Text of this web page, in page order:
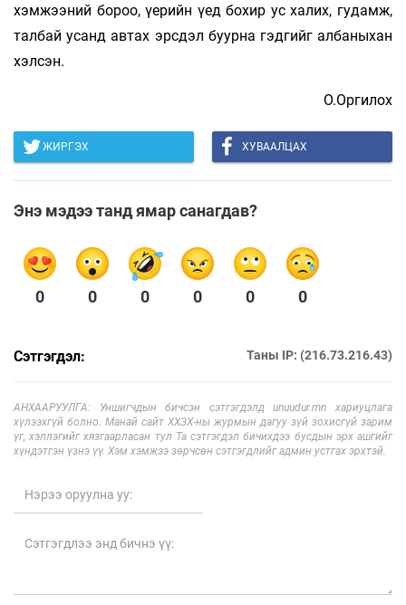
хэмжээний бороо, үерийн үед бохир ус халих, гудамж,
талбай усанд автах эрсдэл буурна гэдгийг албаныхан
хэлсэн.
О.Оргилох
ЖИРГЭХ ХУВААЛЦАХ
Энэ мэдээ танд ямар санагдав?
0 0 0 0 0 0
Сэтгэгдэл: Таны IP: (216.73.216.43)
АНХААРУУЛГА: Уншигчдын бичсэн сэтгэгдэлд unuudur.mn хариуцлага
хүлээхгүй болно. Манай сайт ХХЗХ-ны журмын дагуу зүй зохисгүй зарим
үг, хэллэгийг хязгаарласан тул Та сэтгэгдэл бичихдээ бусдын эрх ашгийг
хүндэтгэн үзнэ үү. Хэм хэмжээ зөрчсөн сэтгэгдлийг админ устгах эрхтэй.